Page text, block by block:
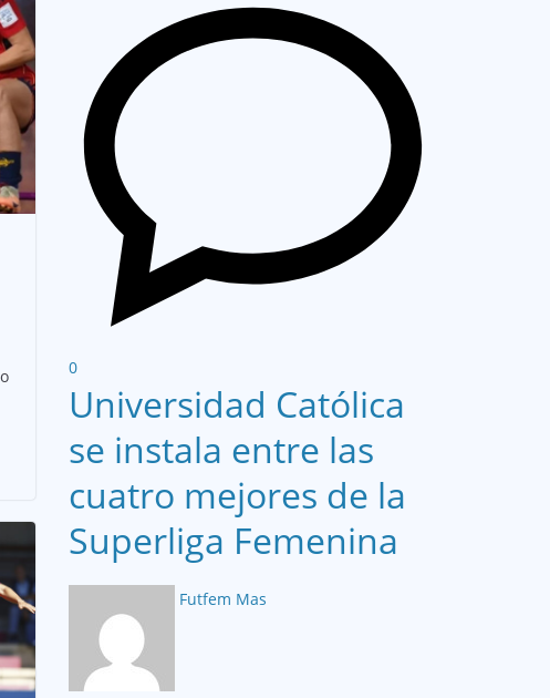
0
Universidad Católica
se instala entre las
cuatro mejores de la
Superliga Femenina
Futfem Mas